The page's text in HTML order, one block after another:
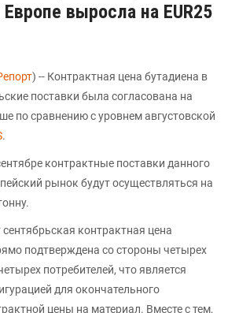
выросла на EUR25
) -- Контрактная цена бутадиена в
поставки была согласована на
по сравнению с уровнем августовской
.
контрактные поставки данного
рынок будут осуществляться на
контрактная цена
подтверждена со стороны четырех
потребителей, что является
для окончательного
цены на материал. Вместе с тем,